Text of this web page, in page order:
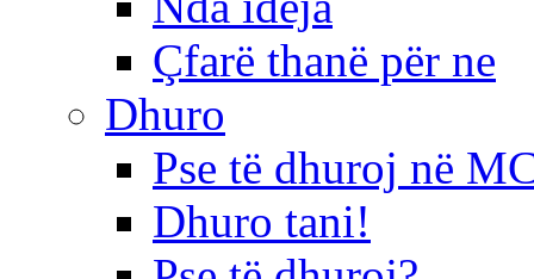
Çfarë thanë për ne
Dhuro
Pse të dhuroj në
Dhuro tani!